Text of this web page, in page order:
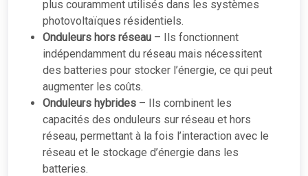
plus couramment utilisés dans les systèmes
photovoltaïques résidentiels.
Onduleurs hors réseau – Ils fonctionnent
indépendamment du réseau mais nécessitent
des batteries pour stocker l’énergie, ce qui peut
augmenter les coûts.
Onduleurs hybrides – Ils combinent les
capacités des onduleurs sur réseau et hors
réseau, permettant à la fois l’interaction avec le
réseau et le stockage d’énergie dans les
batteries.